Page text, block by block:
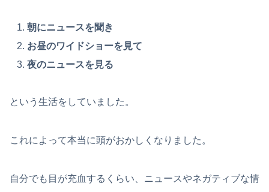
朝にニュースを聞き
お昼のワイドショーを見て
夜のニュースを見る
という生活をしていました。
これによって本当に頭がおかしくなりました。
自分でも目が充血するくらい、ニュースやネガティブな情